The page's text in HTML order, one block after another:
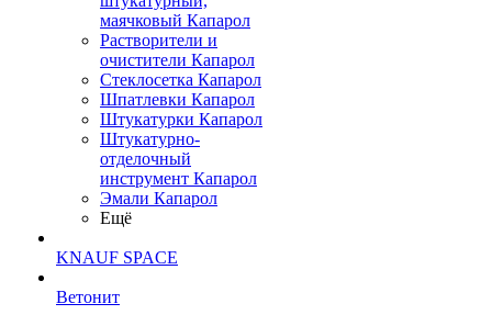
маячковый Капарол
Растворители и
очистители Капарол
Cтеклосетка Капарол
Шпатлевки Капарол
Штукатурки Капарол
Штукатурно-
отделочный
инструмент Капарол
Эмали Капарол
Ещё
KNAUF SPACE
Ветонит